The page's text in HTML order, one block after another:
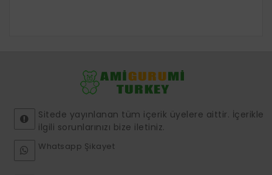
Sitede yayınlanan tüm içerik üyelere aittir. İçerikle
ilgili sorunlarınızı bize iletiniz.
Whatsapp Şikayet